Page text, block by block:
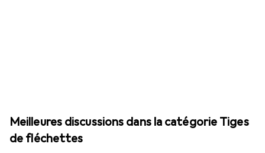
Meilleures discussions dans la catégorie Tiges
de fléchettes